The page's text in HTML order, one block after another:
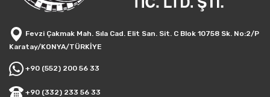
Fevzi Çakmak Mah. Sıla Cad. Elit San. Sit. C Blok 10758 Sk. No:2/P
Karatay/KONYA/TÜRKİYE
+90 (552) 200 56 33
+90 (332) 233 56 33